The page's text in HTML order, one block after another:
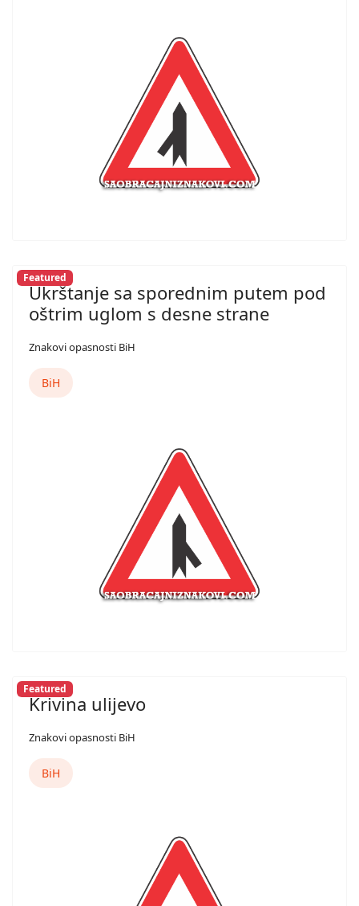
Featured
Ukrštanje sa sporednim putem pod
oštrim uglom s desne strane
Znakovi opasnosti BiH
BiH
Featured
Krivina ulijevo
Znakovi opasnosti BiH
BiH